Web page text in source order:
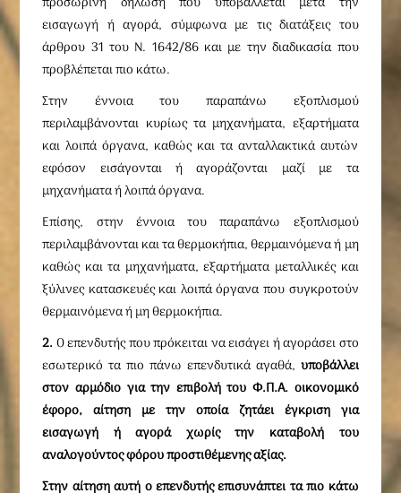
εισαγωγή ή αγορά, σύμφωνα με τις διατάξεις του
άρθρου 31 του Ν. 1642/86 και με την διαδικασία που
προβλέπεται πιο κάτω.
Στην έννοια του παραπάνω εξοπλισμού
περιλαμβάνονται κυρίως τα μηχανήματα, εξαρτήματα
και λοιπά όργανα, καθώς και τα ανταλλακτικά αυτών
εφόσον εισάγονται ή αγοράζονται μαζί με τα
μηχανήματα ή λοιπά όργανα.
Επίσης, στην έννοια του παραπάνω εξοπλισμού
περιλαμβάνονται και τα θερμοκήπια, θερμαινόμενα ή μη
καθώς και τα μηχανήματα, εξαρτήματα μεταλλικές και
ξύλινες κατασκευές και λοιπά όργανα που συγκροτούν
θερμαινόμενα ή μη θερμοκήπια.
2.Ο επενδυτής που πρόκειται να εισάγει ή αγοράσει στο
εσωτερικό τα πιο πάνω επενδυτικά αγαθά, υποβάλλει
στον αρμόδιο για την επιβολή του Φ.Π.Α. οικονομικό
έφορο, αίτηση με την οποία ζητάει έγκριση για
εισαγωγή ή αγορά χωρίς την καταβολή του
αναλογούντος φόρου προστιθέμενης αξίας.
Στην αίτηση αυτή ο επενδυτής επισυνάπτει τα πιο κάτω